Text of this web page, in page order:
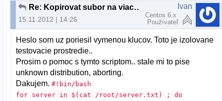
Re: Kopirovat subor na viacere servery
15.11.2012 | 14:26
Ivan
Centos 6.x
Používateľ
Heslo som uz poriesil vymenou klucov. Toto je izolovane
testovacie prostredie..
Prosim o pomoc s tymto scriptom.. stale mi to pise
unknown distribution, aborting.
Dakujem.#!bin/bash
for server in $(cat /root/server.txt) ; do